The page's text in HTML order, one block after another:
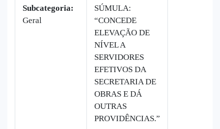
Subcategoria:
Geral
SÚMULA:
“CONCEDE
ELEVAÇÃO DE
NÍVEL A
SERVIDORES
EFETIVOS DA
SECRETARIA DE
OBRAS E DÁ
OUTRAS
PROVIDÊNCIAS.”